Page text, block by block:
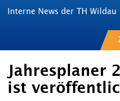
Interne News der TH Wildau
Jahresplaner
ist